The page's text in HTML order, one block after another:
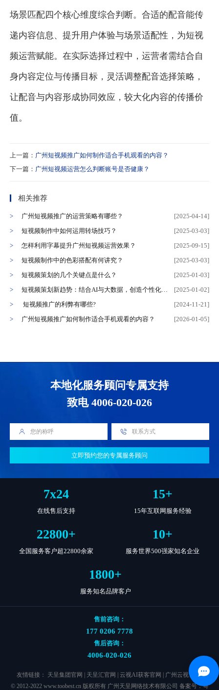
场景匹配四个核心维度综合判断。合适的配音能传
递内容信息、提升用户体验与场景适配性，为短视
频运营赋能。在实际选择过程中，运营者需结合自
身内容定位与传播目标，灵活调整配音选择策略，
让配音与内容形成协同效应，较大化内容的传播价
值。
上一篇： 广州短视频推广如何制作适合手机观看的内容？
下一篇： 广州短视频运营怎么判断账号是否健康？
相关推荐
广州短视频推广的运营策略有哪些？
[2025-04-14]
短视频制作中如何运用转场技巧？
[2025-03-03]
怎样利用字幕提升广州短视频运营效果？
[2025-09-15]
短视频制作中的色彩搭配有何讲究？
[2025-03-03]
短视频策划的几个关键点是什么？
[2025-01-03]
短视频策划新趋势：结合AI与大数据，创造个性化内容
[2025-01-02]
短视频推广的利弊有哪些?
[2024-11-21]
广州短视频推广如何制作适合手机观看的内容？
[2026-01-05]
本地化服务顾问专属支持
致电 4006-020-026
立即预约您的专属服务顾问
7x24
在线售后支持
15+
15年互联网服务经验
22800+
全国服务客户超22800余家
10+
服务世界500强家知名企业
1800+
服务知名品牌客户
友情链接： 天呈集团官网 天呈汇官网 云视AI获客官网 广州云视官网|
© 2012-2022 www.toobest.cn 版权所有 广州天呈网络技术有限公司 备案号：粤
售前咨询：
177 0206 7778
售后咨询：
4006-020-026